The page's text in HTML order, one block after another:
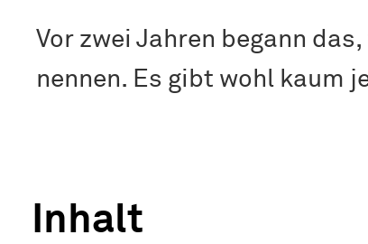
Vor zwei Jahren begann
nennen. Es gibt wohl kaum
Inhalt